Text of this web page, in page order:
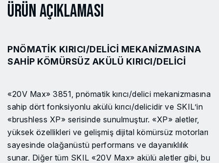
Ürün Açıklaması
PNÖMATIK KIRICI/DELICI MEKANIZMASINA
SAHIP KÖMÜRSÜZ AKÜLÜ KIRICI/DELICI
«20V Max» 3851, pnömatik kırıcı/delici mekanizmasına
sahip dört fonksiyonlu akülü kırıcı/delicidir ve SKIL’in
«brushless XP» serisinde sunulmuştur. «XP» aletler,
yüksek özellikleri ve gelişmiş dijital kömürsüz motorları
sayesinde olağanüstü performans ve dayanıklılık
sunar. Diğer tüm SKIL «20V Max» akülü aletler gibi, bu